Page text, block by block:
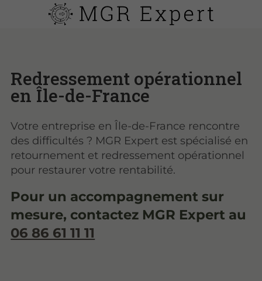
Redressement opérationnel
en Île-de-France
Votre entreprise en Île-de-France rencontre
des difficultés ? MGR Expert est spécialisé en
retournement et redressement opérationnel
pour restaurer votre rentabilité.
Pour un accompagnement sur
mesure, contactez MGR Expert au
06 86 61 11 11